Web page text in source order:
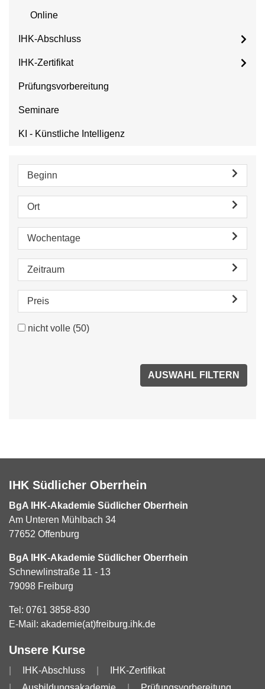
Online
IHK-Abschluss
IHK-Zertifikat
Prüfungsvorbereitung
Seminare
KI - Künstliche Intelligenz
Beginn
Ort
Wochentage
Zeitraum
Preis
nicht volle (50)
IHK Südlicher Oberrhein
BgA IHK-Akademie Südlicher Oberrhein
Am Unteren Mühlbach 34
77652 Offenburg
BgA IHK-Akademie Südlicher Oberrhein
Schnewlinstraße 11 - 13
79098 Freiburg
Tel: 0761 3858-830
E-Mail: akademie(at)freiburg.ihk.de
Unsere Kurse
IHK-Abschluss
IHK-Zertifikat